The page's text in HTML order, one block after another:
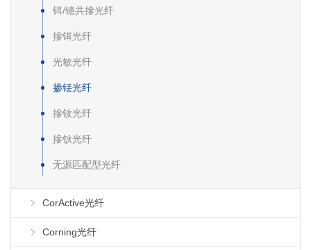
铒/镱共摻光纤
摻铒光纤
光敏光纤
掺铥光纤
摻钕光纤
摻钬光纤
无源匹配型光纤
CorActive光纤
Corning光纤